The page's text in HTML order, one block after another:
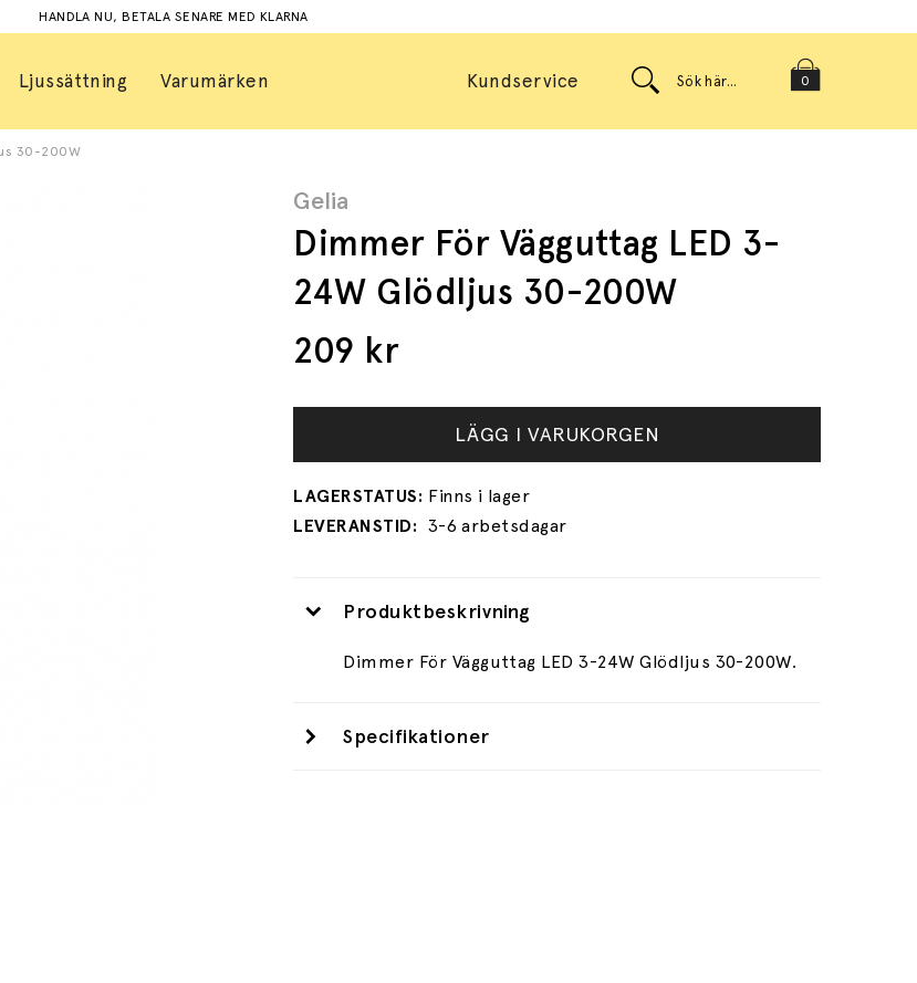
HANDLA NU, BETALA SENARE MED KLARNA
Ljussättning Varumärken 0
Kundservice
30-200W
Gelia
Dimmer För Vägguttag LED 3-
24W Glödljus 30-200W
209 kr
LÄGG I VARUKORGEN
3-6 arbetsdagar
Produktbeskrivning
Dimmer För Vägguttag LED 3-24W Glödljus 30-200W.
Specifikationer